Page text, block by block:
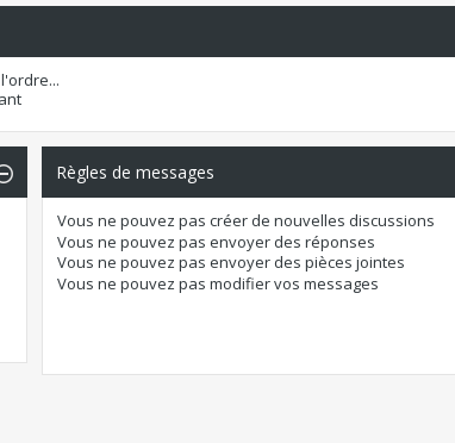
Règles de messages
Vousne pouvez pas créer de nouvelles discussions
Vousne pouvez pas envoyer des réponses
Vousne pouvez pas envoyer des pièces jointes
Vousne pouvez pas modifier vos messages